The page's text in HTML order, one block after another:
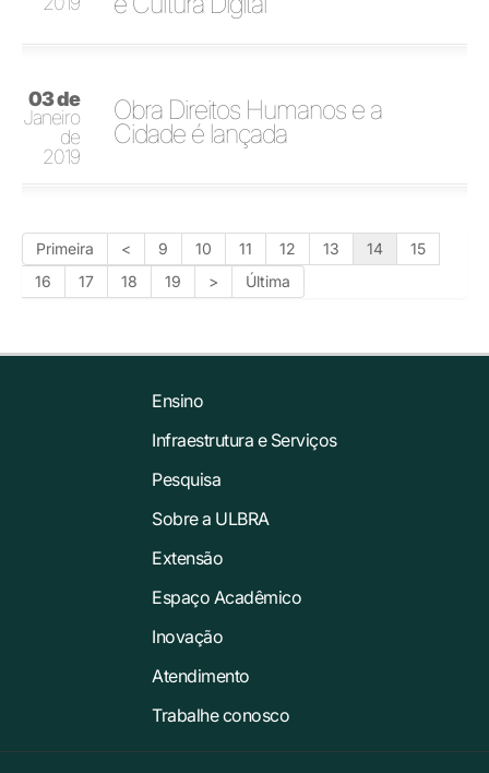
03 de
Janeiro
de
2019
Obra Direitos Humanos e a
Cidade é lançada
Primeira < 9 10 11 12 13 14
15
16
17 18 19 > Última
Ensino
Infraestrutura e Serviços
Pesquisa
Sobre a ULBRA
Extensão
Espaço Acadêmico
Inovação
Atendimento
Trabalhe conosco